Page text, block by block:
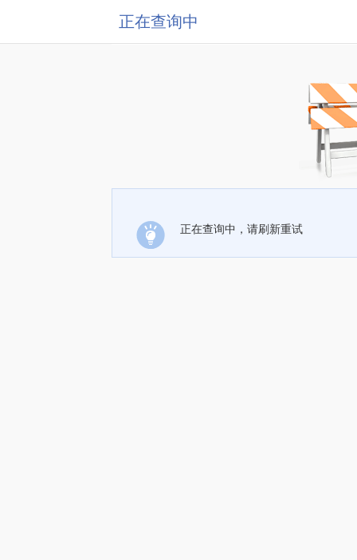
正在查询中
正在查询中，请刷新重试